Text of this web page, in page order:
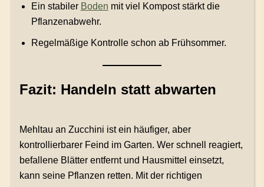
Ein stabiler Boden mit viel Kompost stärkt die
Pflanzenabwehr.
Regelmäßige Kontrolle schon ab Frühsommer.
Fazit: Handeln statt abwarten
Mehltau an Zucchini ist ein häufiger, aber
kontrollierbarer Feind im Garten. Wer schnell reagiert,
befallene Blätter entfernt und Hausmittel einsetzt,
kann seine Pflanzen retten. Mit der richtigen